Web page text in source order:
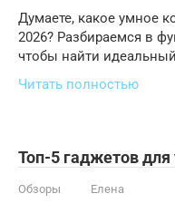
Думаете, какое умное
2026? Разбираемся в
чтобы найти
Читать полностью
Топ-5 гаджетов
Обзоры Елена